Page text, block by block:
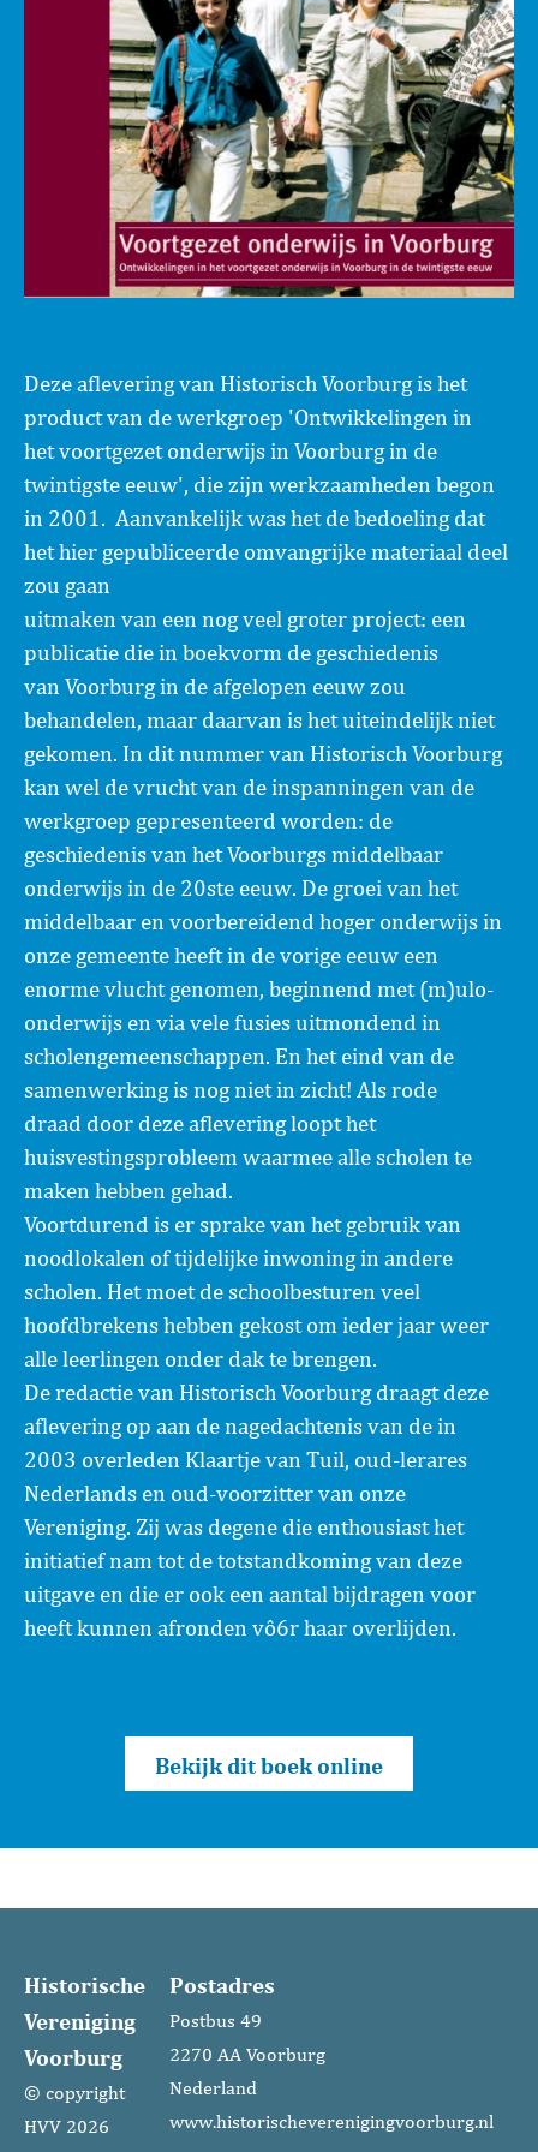
Deze aflevering van Historisch Voorburg is het
product van de werkgroep 'Ontwikkelingen in
het voortgezet onderwijs in Voorburg in de
twintigste eeuw', die zijn werkzaamheden begon
in 2001. Aanvankelijk was het de bedoeling dat
het hier gepubliceerde omvangrijke materiaal deel
zou gaan
uitmaken van een nog veel groter project: een
publicatie die in boekvorm de geschiedenis
van Voorburg in de afgelopen eeuw zou
behandelen, maar daarvan is het uiteindelijk niet
gekomen. In dit nummer van Historisch Voorburg
kan wel de vrucht van de inspanningen van de
werkgroep gepresenteerd worden: de
geschiedenis van het Voorburgs middelbaar
onderwijs in de 20ste eeuw. De groei van het
middelbaar en voorbereidend hoger onderwijs in
onze gemeente heeft in de vorige eeuw een
enorme vlucht genomen, beginnend met (m)ulo-
onderwijs en via vele fusies uitmondend in
scholengemeenschappen. En het eind van de
samenwerking is nog niet in zicht! Als rode
draad door deze aflevering loopt het
huisvestingsprobleem waarmee alle scholen te
maken hebben gehad.
Voortdurend is er sprake van het gebruik van
noodlokalen of tijdelijke inwoning in andere
scholen. Het moet de schoolbesturen veel
hoofdbrekens hebben gekost om ieder jaar weer
alle leerlingen onder dak te brengen.
De redactie van Historisch Voorburg draagt deze
aflevering op aan de nagedachtenis van de in
2003 overleden Klaartje van Tuil, oud-lerares
Nederlands en oud-voorzitter van onze
Vereniging. Zij was degene die enthousiast het
initiatief nam tot de totstandkoming van deze
uitgave en die er ook een aantal bijdragen voor
heeft kunnen afronden vô6r haar overlijden.
Bekijk dit boek online
Historische
Vereniging
Voorburg
© copyright
HVV 2026
Postadres
Postbus 49
2270 AA Voorburg
Nederland
www.historischeverenigingvoorburg.nl